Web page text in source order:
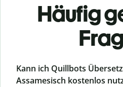
Häufig
Kann ich Quillbots
Assamesisch kostenlos